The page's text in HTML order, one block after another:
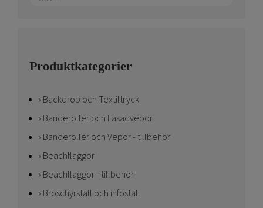
Produktkategorier
Backdrop och Textiltryck
Banderoller och Fasadvepor
Banderoller och Vepor - tillbehör
Beachflaggor
Beachflaggor - tillbehör
Broschyrställ och infoställ